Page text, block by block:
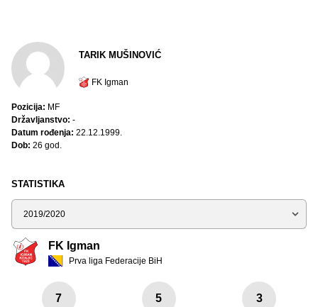
STATISTIKA
Sezona
FK Igman
Prva liga Federacije BiH
7 5 3
TARIK MUŠINOVIĆ
FK Igman
Pozicija: MF
Državljanstvo: -
Datum rođenja: 22.12.1999.
Dob: 26 god.